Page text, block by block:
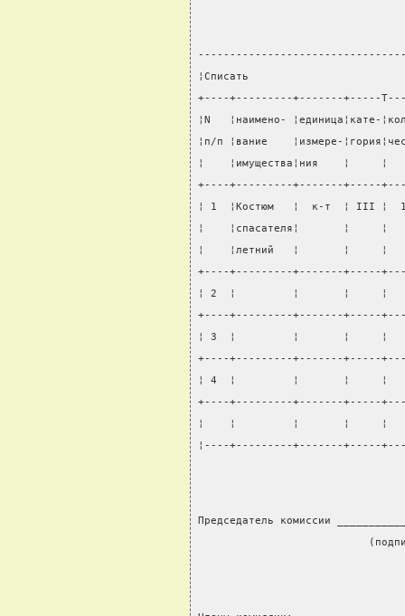
¦Списать
+----+---------+-------+-----
¦N   ¦наимено- ¦единица¦кате-
¦п/п ¦вание    ¦измере-
¦    ¦имущества¦ния    ¦     ¦
+----+---------+-------+-----
¦ 1  ¦Костюм   ¦  к-т  ¦ III ¦
¦    ¦спасателя¦       ¦
¦    ¦летний   ¦       ¦
+----+---------+-------+-----
¦ 2  ¦         ¦       ¦     ¦
+----+---------+-------+-----
¦ 3  ¦         ¦       ¦     ¦
+----+---------+-------+-----
¦ 4  ¦         ¦       ¦     ¦
+----+---------+-------+-----
¦    ¦         ¦       ¦     ¦
¦----+---------+-------+-----
Председатель комиссии